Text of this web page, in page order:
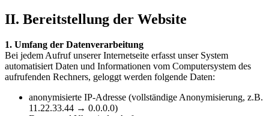
II. Bereitstellung der Website
1. Umfang der Datenverarbeitung
Bei jedem Aufruf unserer Internetseite erfasst unser System
automatisiert Daten und Informationen vom Computersystem des
aufrufenden Rechners, geloggt werden folgende Daten:
anonymisierte IP-Adresse (vollständige Anonymisierung, z.B.
11.22.33.44 → 0.0.0.0)